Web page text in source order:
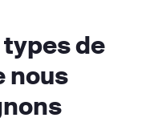
de
nous